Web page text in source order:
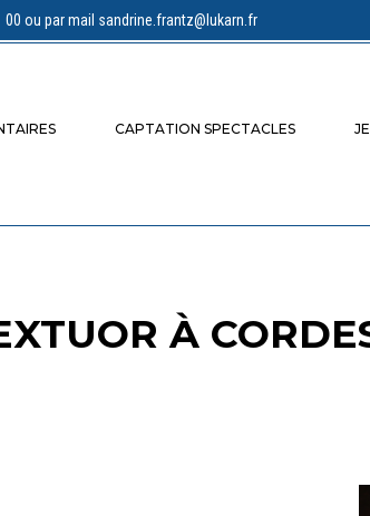
ou par mail sandrine.frantz@lukarn.fr
CAPTATION SPECTACLES
À